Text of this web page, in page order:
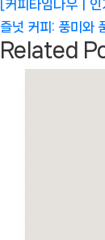
색
Next
Post:
[커피타임나우ㅣ
즐넛 커피: 풍미
Related